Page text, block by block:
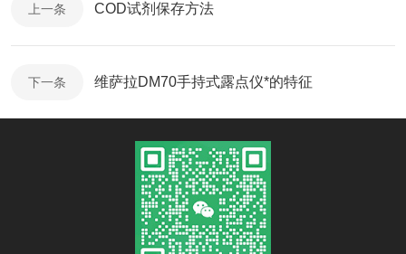
上一条 COD试剂保存方法
下一条 维萨拉DM70手持式露点仪*的特征